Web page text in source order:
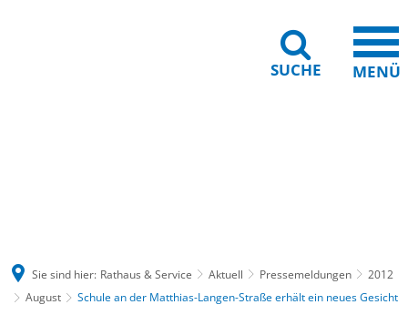
SUCHE MENÜ
Sie sind hier: Rathaus & Service Aktuell Pressemeldungen
2012
August
Schule an der Matthias-Langen-Straße erhält ein neues Gesicht